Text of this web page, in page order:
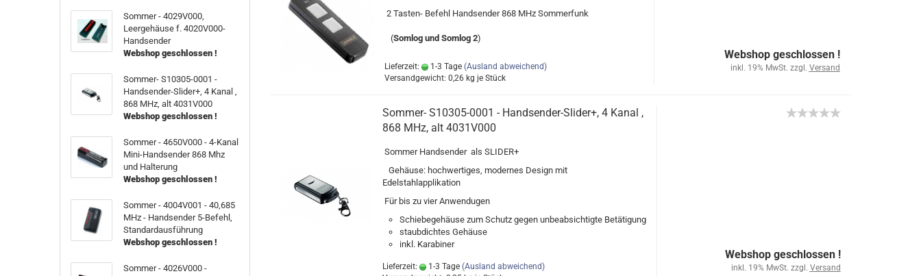
2 Tasten- Befehl Handsender 868 MHz Sommerfunk
(Somlog und Somlog 2)
Lieferzeit: 1-3 Tage (Ausland abweichend)
Versandgewicht: 0,26 kg je Stück
Webshop geschlossen !
inkl. 19% MwSt. zzgl. Versand
Sommer- S10305-0001 - Handsender-Slider+, 4 Kanal ,
868 MHz, alt 4031V000
Sommer Handsender als SLIDER+
Gehäuse: hochwertiges, modernes Design mit
Edelstahlapplikation
Für bis zuvierAnwendugen
Schiebegehäuse zum Schutz gegen unbeabsichtigte Betätigung
staubdichtes Gehäuse
inkl . Karabiner
Lieferzeit: 1-3 Tage (Ausland abweichend)
Webshop geschlossen !
inkl. 19% MwSt. zzgl. Versand
Sommer - 4029V000,
Leergehäuse f. 4020V000-
Handsender
Webshop geschlossen !
Sommer- S10305-0001 -
Handsender-Slider+, 4 Kanal ,
868 MHz, alt 4031V000
Webshop geschlossen !
Sommer - 4650V000 - 4-Kanal
Mini-Handsender 868 Mhz
und Halterung
Webshop geschlossen !
Sommer - 4004V001 - 40,685
MHz - Handsender 5-Befehl,
Standardausführung
Webshop geschlossen !
Sommer - 4026V000 -